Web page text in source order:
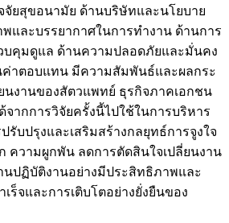
จัยสุขอนามัย ด้านบริษัทและนโยบาย
และบรรยากาศในการทำงาน ด้านการ
คุมดูแล ด้านความปลอดภัยและมั่นคง
ค่าตอบแทน มีความสัมพันธ์และผลกระ
นงานของสัตวแพทย์ ธุรกิจภาคเอกชน
ากการวิจัยครั้งนี้ไปใช้ในการบริหาร
บปรุงและเสริมสร้างกลยุทธ์การจูงใจ
ความผูกพัน ลดการตัดสินใจเปลี่ยนงาน
ปฏิบัติงานอย่างมีประสิทธิภาพและ
ร็จและการเติบโตอย่างยั่งยืนของ